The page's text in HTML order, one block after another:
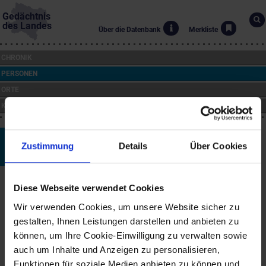
Zustimmung Details Über Cookies
Diese Webseite verwendet Cookies
Wir verwenden Cookies, um unsere Website sicher zu
gestalten, Ihnen Leistungen darstellen und anbieten zu
können, um Ihre Cookie-Einwilligung zu verwalten sowie
auch um Inhalte und Anzeigen zu personalisieren,
Funktionen für soziale Medien anbieten zu können und
Gedächtnis
des Landes
Über die Datenbank Merkliste
PERSONEN
Peter Minich
*29.1.1927
wurde in St. Pölten (Harland) geboren und wuchs in Perschenegg
südöstlich der Stadt auf, wo seine Eltern ein Wirtshaus besaßen.
Er besuchte das Realgymnasium in St. Pölten und die HTL in
Mödling und wurde schließlich zum Arbeitsdienst eingezogen.
Nach dem Krieg entschied er sich, Schauspieler zu werden, wovon